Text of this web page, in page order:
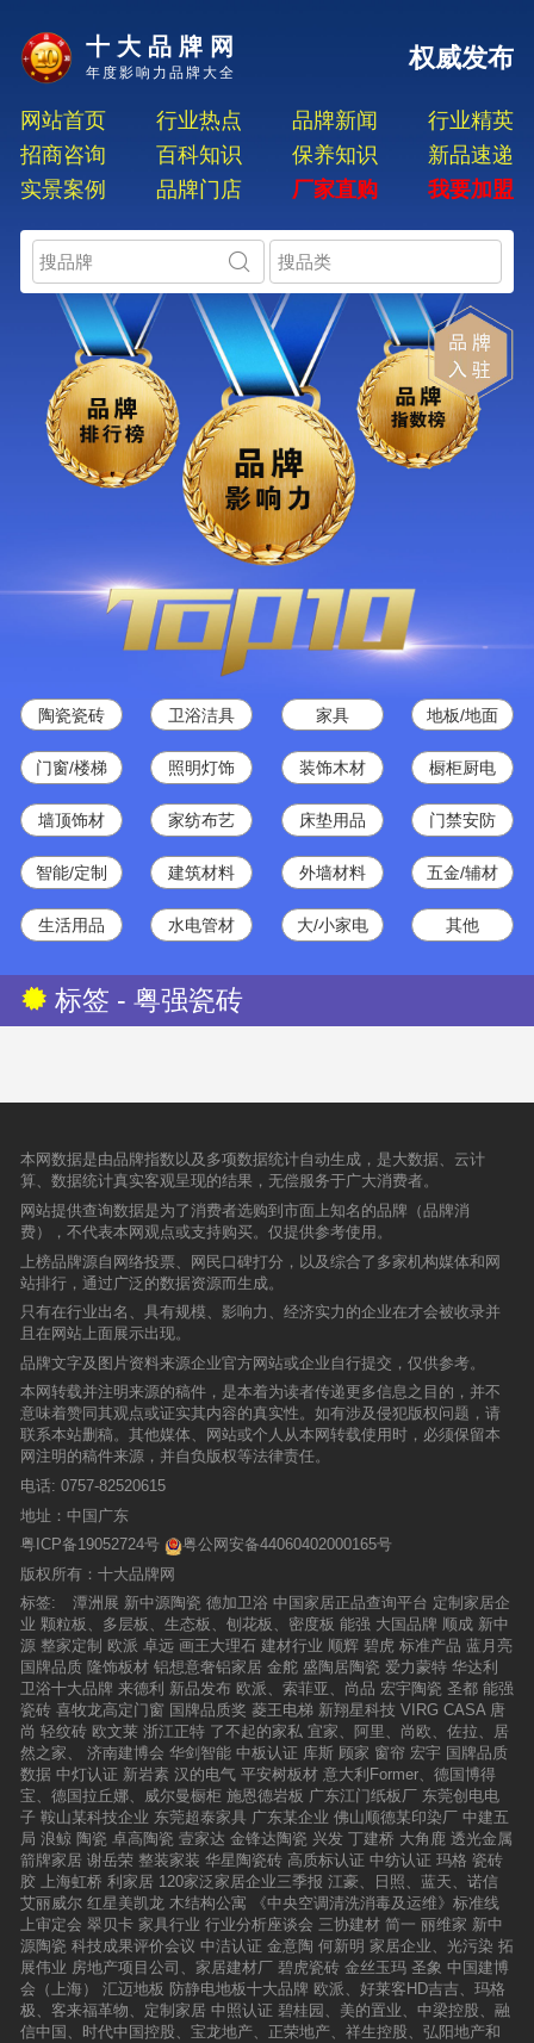
十大品牌网
年度影响力品牌大全
权威发布
网站首页 行业热点 品牌新闻
行业精英
招商咨询
百科知识 保养知识
新品速递
实景案例
品牌门店 厂家直购 我要加盟
陶瓷瓷砖 卫浴洁具 家具 地板/地面
门窗/楼梯 照明灯饰 装饰木材 橱柜厨电
墙顶饰材 家纺布艺 床垫用品 门禁安防
智能/定制 建筑材料 外墙材料 五金/辅材
生活用品 水电管材 大/小家电 其他
标签 - 粤强瓷砖
本网数据是由品牌指数以及多项数据统计自动生成，是大数据、云计
算、数据统计真实客观呈现的结果，无偿服务于广大消费者。
网站提供查询数据是为了消费者选购到市面上知名的品牌（品牌消
费），不代表本网观点或支持购买。仅提供参考使用。
上榜品牌源自网络投票、网民口碑打分，以及综合了多家机构媒体和网
站排行，通过广泛的数据资源而生成。
只有在行业出名、具有规模、影响力、经济实力的企业在才会被收录并
且在网站上面展示出现。
品牌文字及图片资料来源企业官方网站或企业自行提交，仅供参考。
本网转载并注明来源的稿件，是本着为读者传递更多信息之目的，并不
意味着赞同其观点或证实其内容的真实性。如有涉及侵犯版权问题，请
联系本站删稿。其他媒体、网站或个人从本网转载使用时，必须保留本
网注明的稿件来源，并自负版权等法律责任。
电话: 0757-82520615
地址：中国广东
粤ICP备19052724号
粤公网安备44060402000165号
版权所有：十大品牌网
标签:
潭洲展 新中源陶瓷 德加卫浴 中国家居正品查询平台 定制家居企
业 颗粒板、多层板、生态板、刨花板、密度板 能强 大国品牌 顺成 新中
源 整家定制 欧派 卓远 画王大理石 建材行业 顺辉 碧虎 标准产品 蓝月亮
国牌品质 隆饰板材 铝想意奢铝家居 金舵 盛陶居陶瓷 爱力蒙特 华达利
卫浴十大品牌 来德利 新品发布 欧派、索菲亚、尚品 宏宇陶瓷 圣都 能强
瓷砖 喜牧龙高定门窗 国牌品质奖 菱王电梯 新翔星科技 VIRG CASA 唐
尚 轻纹砖 欧文莱 浙江正特 了不起的家私 宜家、阿里、尚欧、佐拉、居
然之家、
济南建博会 华剑智能 中板认证 库斯 顾家 窗帘 宏宇 国牌品质
数据 中灯认证 新岩素 汉的电气 平安树板材 意大利Former、德国博得
宝、德国拉丘娜、威尔曼橱柜 施恩德岩板 广东江门纸板厂 东莞创电电
子 鞍山某科技企业 东莞超泰家具 广东某企业 佛山顺德某印染厂 中建五
局 浪鲸 陶瓷 卓高陶瓷 壹家达 金锋达陶瓷 兴发 丁建桥 大角鹿 透光金属
箭牌家居 谢岳荣 整装家装 华星陶瓷砖 高质标认证 中纺认证 玛格 瓷砖
胶 上海虹桥 利家居 120家泛家居企业三季报 江豪、日照、蓝天、诺信
艾丽威尔 红星美凯龙 木结构公寓
《中央空调清洗消毒及运维》标准线
上审定会 翠贝卡 家具行业 行业分析座谈会 三协建材 简一 丽维家 新中
源陶瓷 科技成果评价会议 中洁认证 金意陶 何新明 家居企业、光污染 拓
展伟业 房地产项目公司、家居建材厂 碧虎瓷砖 金丝玉玛 圣象 中国建博
会（上海）
汇迈地板 防静电地板十大品牌 欧派、好莱客HD吉吉、玛格
极、客来福革物、定制家居 中照认证 碧桂园、美的置业、中梁控股、融
信中国、时代中国控股、宝龙地产、正荣地产、祥生控股、弘阳地产和